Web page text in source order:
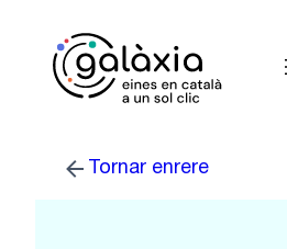
contingut
Tornar enrere